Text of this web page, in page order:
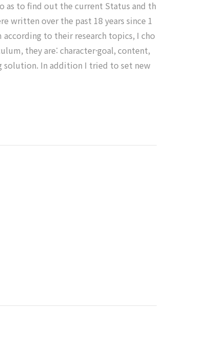
as to find out the current Status and th
written over the past 18 years since 1
to their research topics, I cho
they are: character·goal, content,
solution. In addition I tried to set new